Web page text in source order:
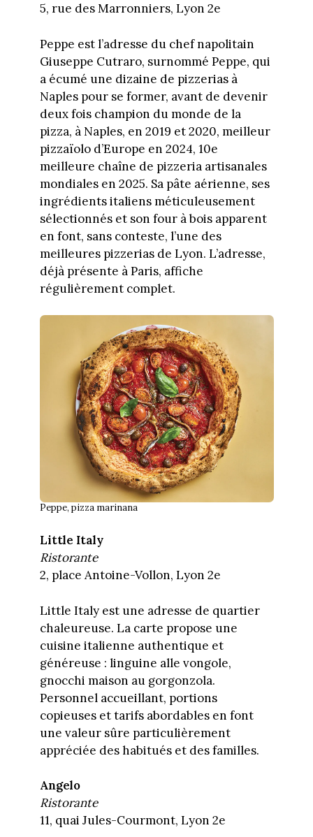
5, rue des Marronniers, Lyon 2e
Peppe est l’adresse du chef napolitain
Giuseppe Cutraro, surnommé Peppe, qui
a écumé une dizaine de pizzerias à
Naples pour se former, avant de devenir
deux fois champion du monde de la
pizza, à Naples, en 2019 et 2020, meilleur
pizzaïolo d’Europe en 2024, 10e
meilleure chaîne de pizzeria artisanales
mondiales en 2025. Sa pâte aérienne, ses
ingrédients italiens méticuleusement
sélectionnés et son four à bois apparent
en font, sans conteste, l’une des
meilleures pizzerias de Lyon. L’adresse,
déjà présente à Paris, affiche
régulièrement complet.
Peppe, pizza marinana
Little Italy
Ristorante
2, place Antoine-Vollon, Lyon 2e
Little Italy est une adresse de quartier
chaleureuse. La carte propose une
cuisine italienne authentique et
généreuse : linguine alle vongole,
gnocchi maison au gorgonzola.
Personnel accueillant, portions
copieuses et tarifs abordables en font
une valeur sûre particulièrement
appréciée des habitués et des familles.
Angelo
Ristorante
11, quai Jules-Courmont, Lyon 2e